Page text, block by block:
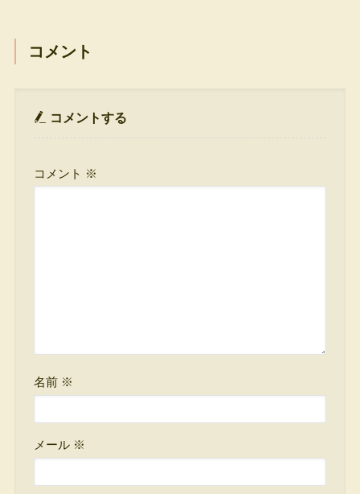
コメント
コメントする
コメント ※
名前 ※
メール ※